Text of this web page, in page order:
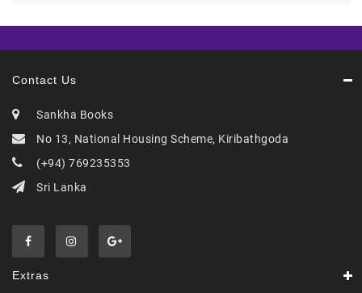
Contact Us
Sankha Books
No 13, National Housing Scheme, Kiribathgoda
(+94) 769235353
Sri Lanka
Extras